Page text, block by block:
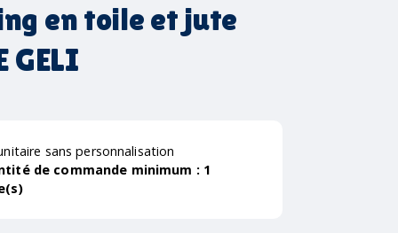
en toile et jute
GELI
sans personnalisation
de commande minimum : 1